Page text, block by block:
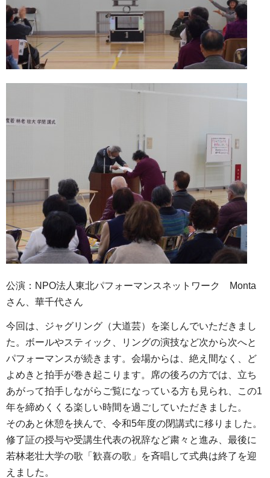
公演：NPO法人東北パフォーマンスネットワーク Monta
さん、華千代さん
今回は、ジャグリング（大道芸）を楽しんでいただきまし
た。ボールやスティック、リングの演技など次から次へと
パフォーマンスが続きます。会場からは、絶え間なく、ど
よめきと拍手が巻き起こります。席の後ろの方では、立ち
あがって拍手しながらご覧になっている方も見られ、この1
年を締めくくる楽しい時間を過ごしていただきました。
そのあと休憩を挟んで、令和5年度の閉講式に移りました。
修了証の授与や受講生代表の祝辞など粛々と進み、最後に
若林老壮大学の歌「歓喜の歌」を斉唱して式典は終了を迎
えました。